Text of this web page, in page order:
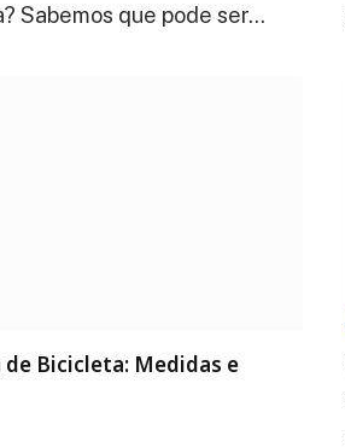
Sabemos que pode ser…
de Bicicleta: Medidas e